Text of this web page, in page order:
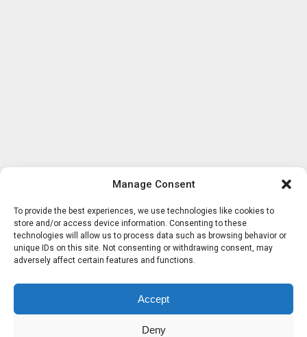
Manage Consent
To provide the best experiences, we use technologies like cookies to
store and/or access device information. Consenting to these
technologies will allow us to process data such as browsing behavior or
unique IDs on this site. Not consenting or withdrawing consent, may
adversely affect certain features and functions.
Accept
Deny